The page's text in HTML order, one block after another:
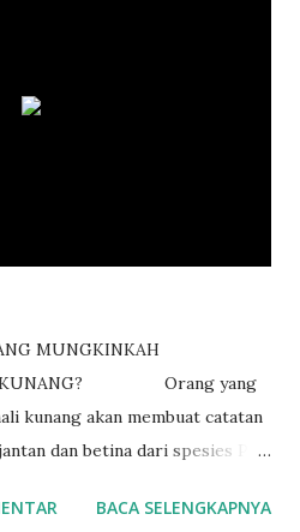
MUNGKINKAH
KUNANG? Orang yang
kunang akan membuat catatan
dan betina dari spesies P.
lentera lebih besar dari
BACA SELENGKAPNYA